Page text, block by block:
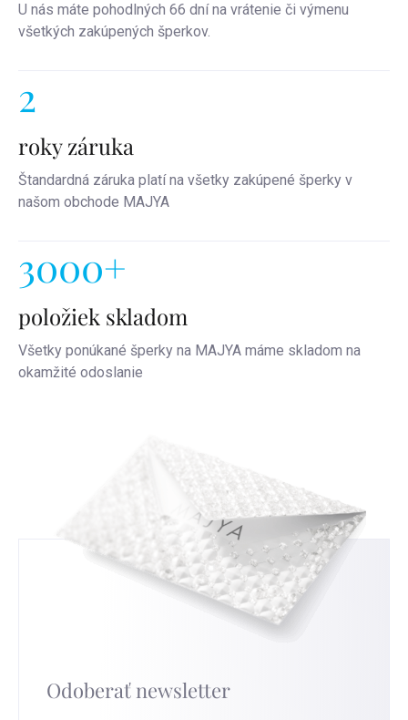
U nás máte pohodlných 66 dní na vrátenie či výmenu
všetkých zakúpených šperkov.
2
roky záruka
Štandardná záruka platí na všetky zakúpené šperky v
našom obchode MAJYA
3000+
položiek skladom
Všetky ponúkané šperky na MAJYA máme skladom na
okamžité odoslanie
Odoberať newsletter